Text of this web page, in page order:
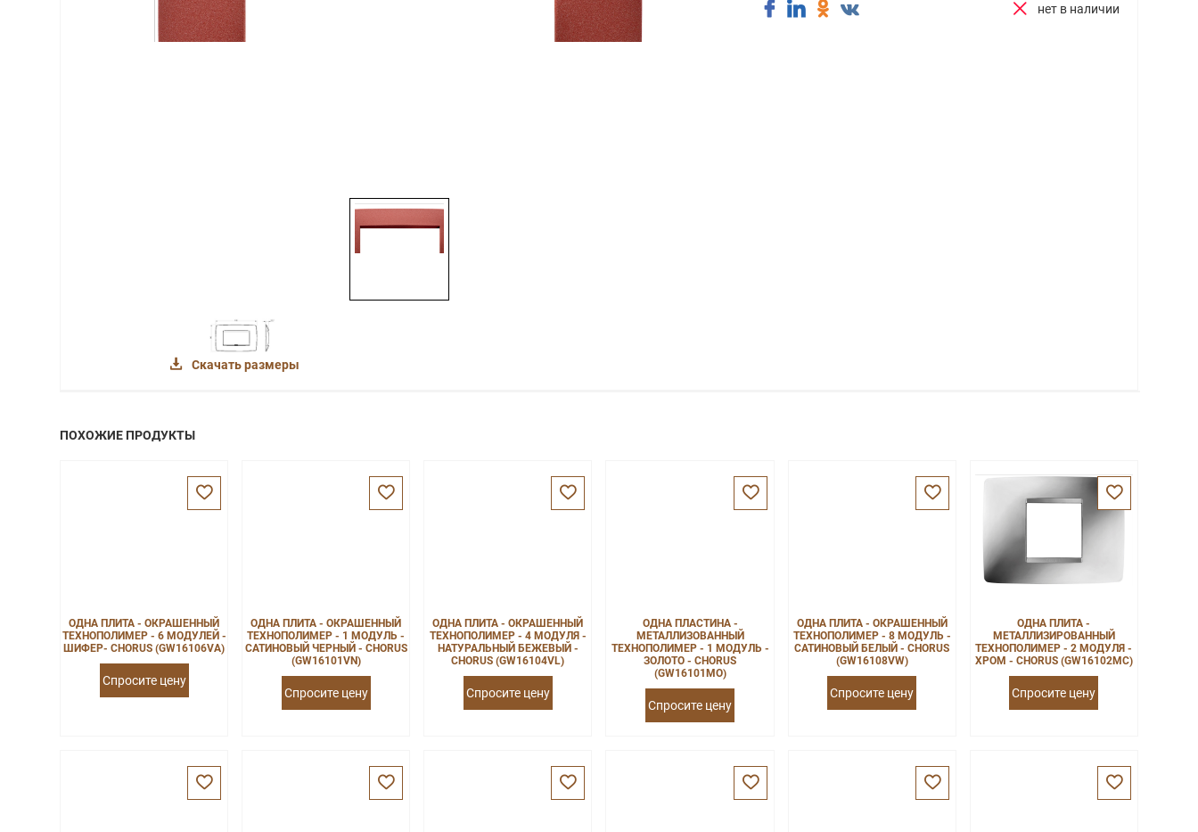
Скачать размеры
нет в наличии
ПОХОЖИЕ ПРОДУКТЫ
ОДНА ПЛИТА - ОКРАШЕННЫЙ
ТЕХНОПОЛИМЕР - 6 МОДУЛЕЙ -
ШИФЕР- CHORUS (GW16106VA)
Спросите цену
ОДНА ПЛИТА - ОКРАШЕННЫЙ
ТЕХНОПОЛИМЕР - 1 МОДУЛЬ -
САТИНОВЫЙ ЧЕРНЫЙ - CHORUS
(GW16101VN)
Спросите цену
ОДНА ПЛИТА - ОКРАШЕННЫЙ
ТЕХНОПОЛИМЕР - 4 МОДУЛЯ -
НАТУРАЛЬНЫЙ БЕЖЕВЫЙ -
CHORUS (GW16104VL)
Спросите цену
ОДНА ПЛАСТИНА -
МЕТАЛЛИЗОВАННЫЙ
ТЕХНОПОЛИМЕР - 1 МОДУЛЬ -
ЗОЛОТО - CHORUS
(GW16101MO)
Спросите цену
ОДНА ПЛИТА - ОКРАШЕННЫЙ
ТЕХНОПОЛИМЕР - 8 МОДУЛЬ -
САТИНОВЫЙ БЕЛЫЙ - CHORUS
(GW16108VW)
Спросите цену
ОДНА ПЛИТА -
МЕТАЛЛИЗИРОВАННЫЙ
ТЕХНОПОЛИМЕР - 2 МОДУЛЯ -
ХРОМ - CHORUS (GW16102MC)
Спросите цену